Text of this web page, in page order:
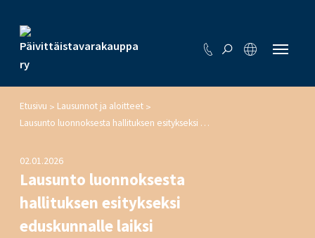
Etusivu > Lausunnot ja aloitteet >
Lausunto luonnoksesta hallituksen esitykseksi eduskunnalle laiksi hankintatietovarannosta ja siihen liittyviksi laeiksi
02.01.2026
Lausunto luonnoksesta
hallituksen esitykseksi
eduskunnalle laiksi